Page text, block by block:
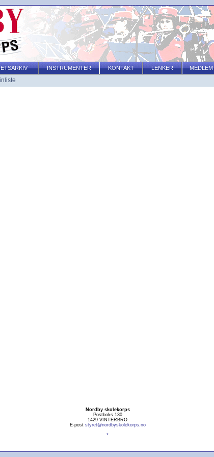
INSTRUMENTER KONTAKT LENKER MEDLEM
Nordby skolekorps
Postboks 130
1429 VINTERBRO
E-post styret@nordbyskolekorps.no
*